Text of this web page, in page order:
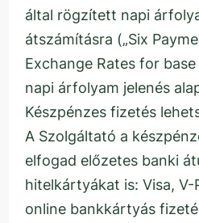
által rögzített napi
átszámításra („Six
Exchange Rates for
napi árfolyam jelenés
Készpénzes fizetés
A Szolgáltató a
elfogad előzetes banki
hitelkártyákat is: Visa, V-
online bankkártyás